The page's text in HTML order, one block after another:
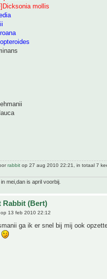
mollis
rabbit op 27 aug 2010 22:21, in totaal 7
mei,dan is april voorbij.
Rabbit (Bert)
op 13 feb 2010 22:12
ga ik er snel bij mij ook